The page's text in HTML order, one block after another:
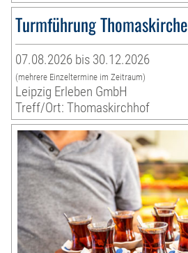
Turmführung Thomaskirche
07.08.2026 bis 30.12.2026
(mehrere Einzeltermine im Zeitraum)
Leipzig Erleben GmbH
Treff/Ort: Thomaskirchhof